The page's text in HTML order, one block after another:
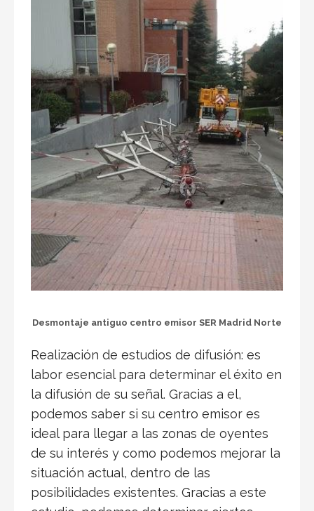
Desmontaje antiguo centro emisor SER Madrid Norte
Realización de estudios de difusión: es
labor esencial para determinar el éxito en
la difusión de su señal. Gracias a el,
podemos saber si su centro emisor es
ideal para llegar a las zonas de oyentes
de su interés y como podemos mejorar la
situación actual, dentro de las
posibilidades existentes. Gracias a este